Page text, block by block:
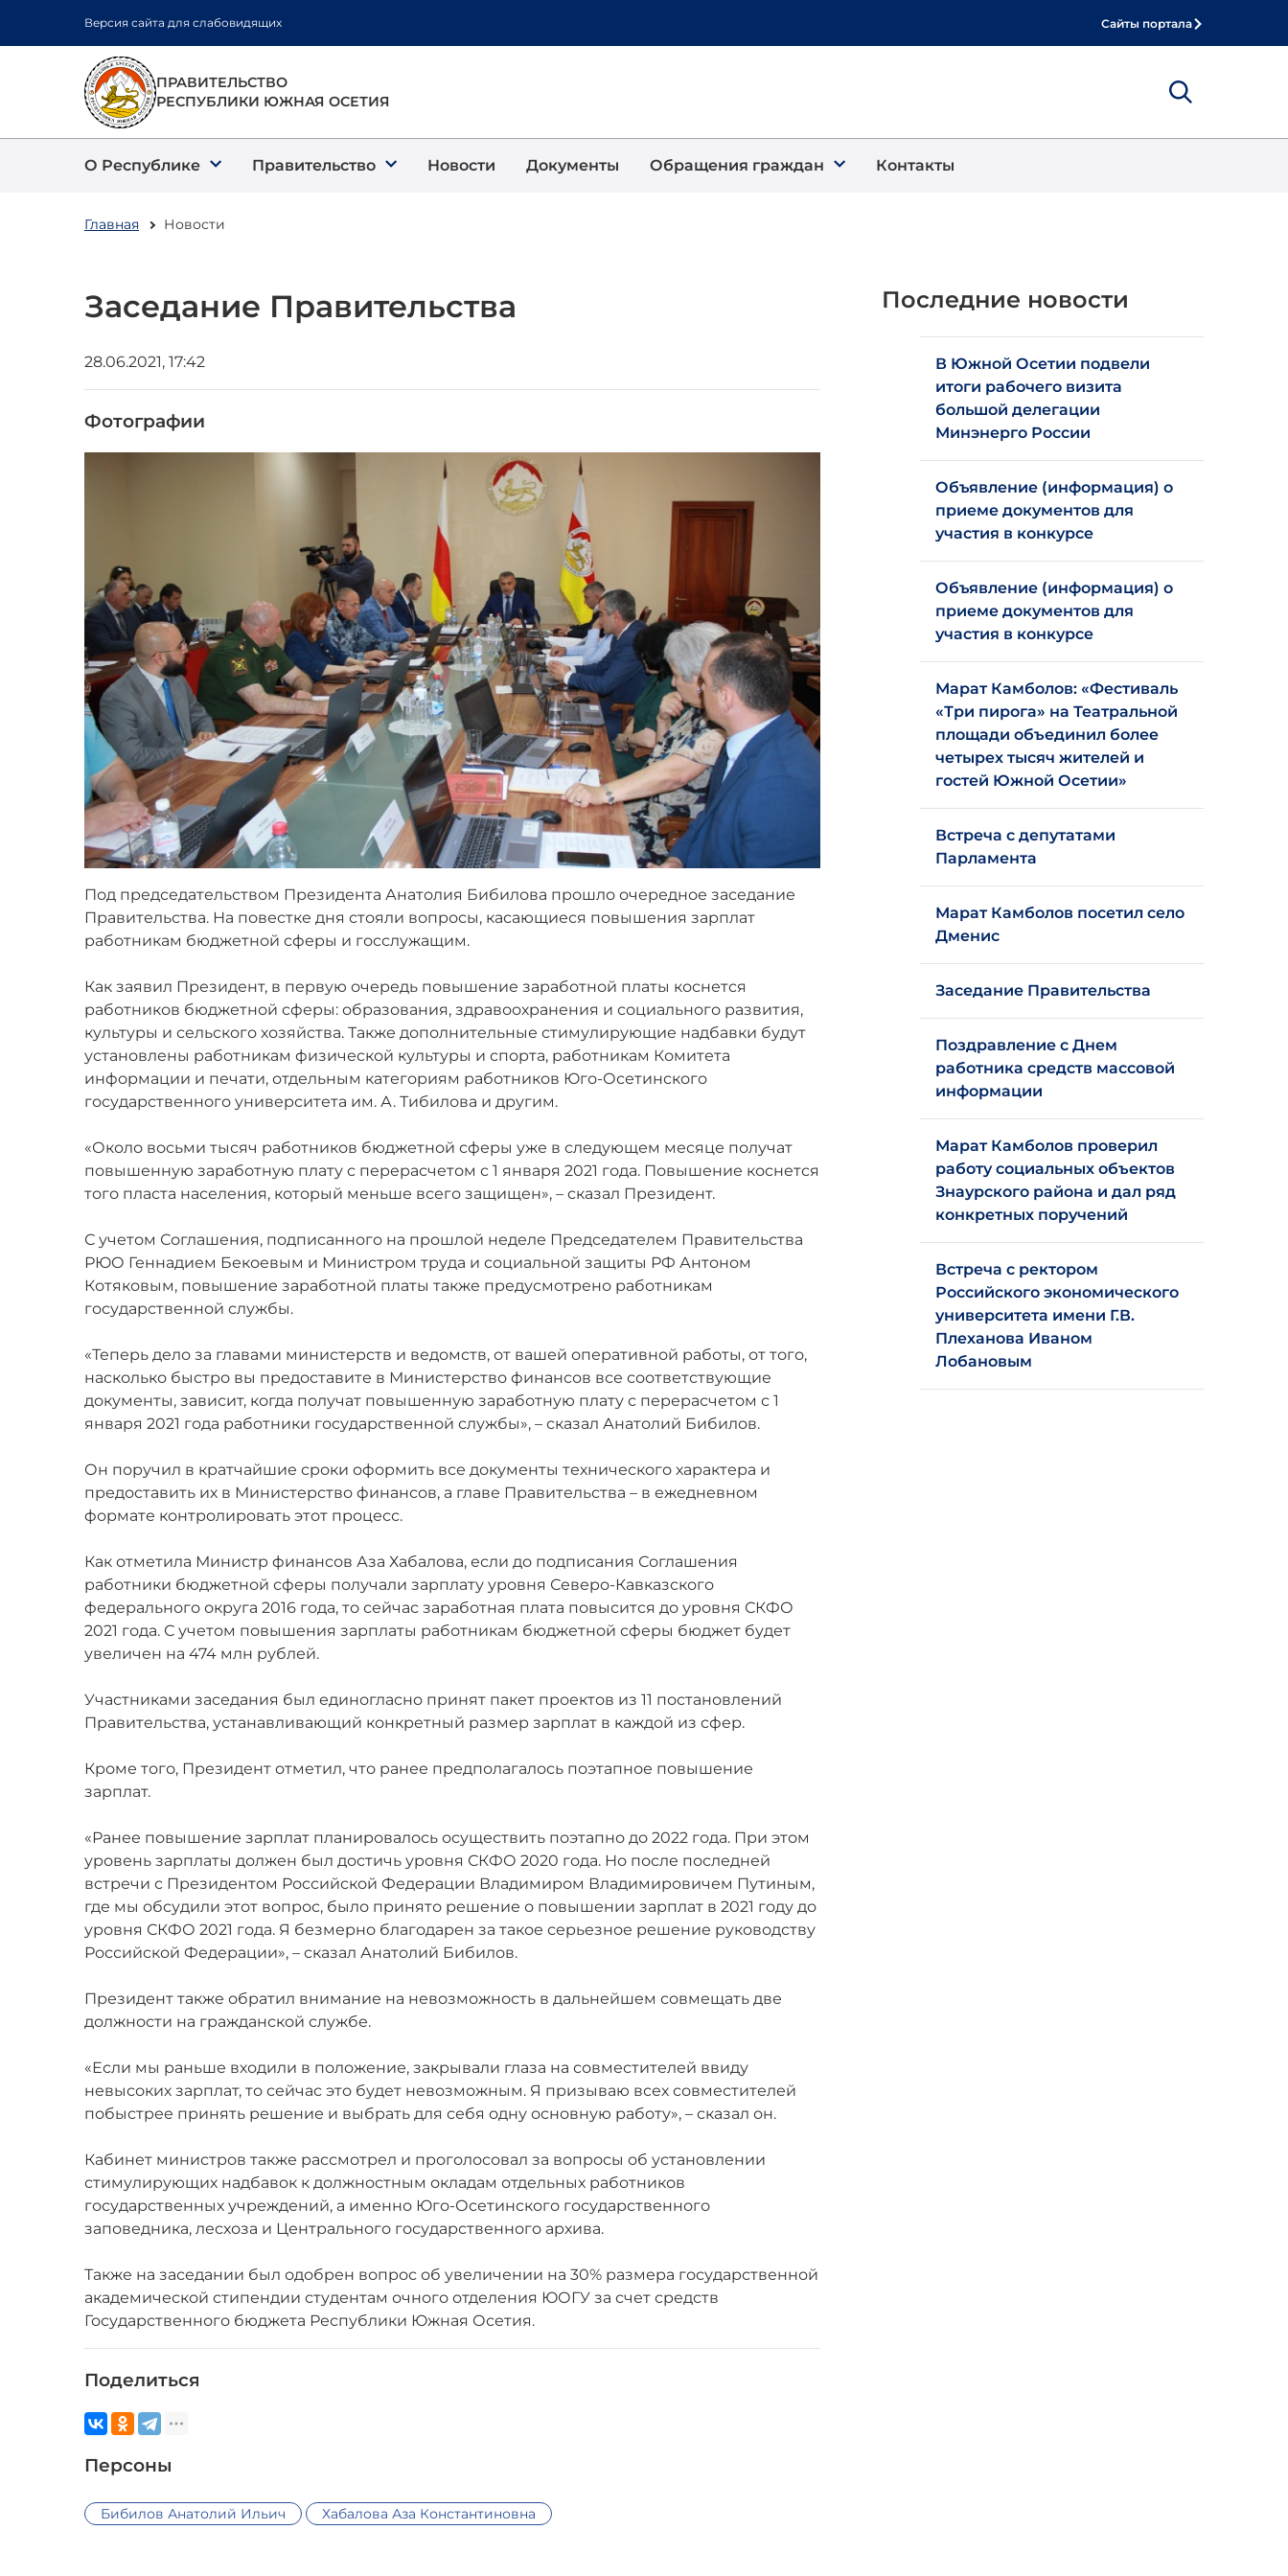
содержанию
Версия сайта для слабовидящих Сайты портала
ПРАВИТЕЛЬСТВО
РЕСПУБЛИКИ ЮЖНАЯ ОСЕТИЯ
О Республике Правительство Новости Документы Обращения граждан Контакты
Главная Новости
Заседание Правительства
28.06.2021, 17:42
Фотографии
Под председательством Президента Анатолия Бибилова прошло очередное заседание
Правительства. На повестке дня стояли вопросы, касающиеся повышения зарплат
работникам бюджетной сферы и госслужащим.
Как заявил Президент, в первую очередь повышение заработной платы коснется
работников бюджетной сферы: образования, здравоохранения и социального развития,
культуры и сельского хозяйства. Также дополнительные стимулирующие надбавки будут
установлены работникам физической культуры и спорта, работникам Комитета
информации и печати, отдельным категориям работников Юго-Осетинского
государственного университета им. А. Тибилова и другим.
«Около восьми тысяч работников бюджетной сферы уже в следующем месяце получат
повышенную заработную плату с перерасчетом с 1 января 2021 года. Повышение коснется
того пласта населения, который меньше всего защищен», – сказал Президент.
С учетом Соглашения, подписанного на прошлой неделе Председателем Правительства
РЮО Геннадием Бекоевым и Министром труда и социальной защиты РФ Антоном
Котяковым, повышение заработной платы также предусмотрено работникам
государственной службы.
«Теперь дело за главами министерств и ведомств, от вашей оперативной работы, от того,
насколько быстро вы предоставите в Министерство финансов все соответствующие
документы, зависит, когда получат повышенную заработную плату с перерасчетом с 1
января 2021 года работники государственной службы», – сказал Анатолий Бибилов.
Он поручил в кратчайшие сроки оформить все документы технического характера и
предоставить их в Министерство финансов, а главе Правительства – в ежедневном
формате контролировать этот процесс.
Как отметила Министр финансов Аза Хабалова, если до подписания Соглашения
работники бюджетной сферы получали зарплату уровня Северо-Кавказского
федерального округа 2016 года, то сейчас заработная плата повысится до уровня СКФО
2021 года. С учетом повышения зарплаты работникам бюджетной сферы бюджет будет
увеличен на 474 млн рублей.
Участниками заседания был единогласно принят пакет проектов из 11 постановлений
Правительства, устанавливающий конкретный размер зарплат в каждой из сфер.
Кроме того, Президент отметил, что ранее предполагалось поэтапное повышение
зарплат.
«Ранее повышение зарплат планировалось осуществить поэтапно до 2022 года. При этом
уровень зарплаты должен был достичь уровня СКФО 2020 года. Но после последней
встречи с Президентом Российской Федерации Владимиром Владимировичем Путиным,
где мы обсудили этот вопрос, было принято решение о повышении зарплат в 2021 году до
уровня СКФО 2021 года. Я безмерно благодарен за такое серьезное решение руководству
Российской Федерации», – сказал Анатолий Бибилов.
Президент также обратил внимание на невозможность в дальнейшем совмещать две
должности на гражданской службе.
«Если мы раньше входили в положение, закрывали глаза на совместителей ввиду
невысоких зарплат, то сейчас это будет невозможным. Я призываю всех совместителей
побыстрее принять решение и выбрать для себя одну основную работу», – сказал он.
Кабинет министров также рассмотрел и проголосовал за вопросы об установлении
стимулирующих надбавок к должностным окладам отдельных работников
государственных учреждений, а именно Юго-Осетинского государственного
заповедника, лесхоза и Центрального государственного архива.
Также на заседании был одобрен вопрос об увеличении на 30% размера государственной
академической стипендии студентам очного отделения ЮОГУ за счет средств
Государственного бюджета Республики Южная Осетия.
Поделиться
Персоны
Бибилов Анатолий Ильич Хабалова Аза Константиновна
Последние новости
В Южной Осетии подвели
итоги рабочего визита
большой делегации
Минэнерго России
Объявление (информация) о
приеме документов для
участия в конкурсе
Объявление (информация) о
приеме документов для
участия в конкурсе
Марат Камболов: «Фестиваль
«Три пирога» на Театральной
площади объединил более
четырех тысяч жителей и
гостей Южной Осетии»
Встреча с депутатами
Парламента
Марат Камболов посетил село
Дменис
Заседание Правительства
Поздравление с Днем
работника средств массовой
информации
Марат Камболов проверил
работу социальных объектов
Знаурского района и дал ряд
конкретных поручений
Встреча с ректором
Российского экономического
университета имени Г.В.
Плеханова Иваном
Лобановым